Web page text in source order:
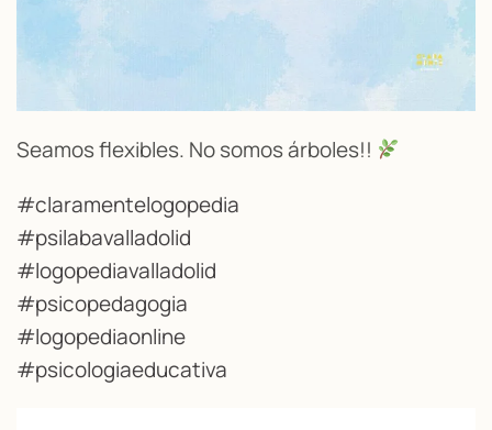
Seamos flexibles. No somos árboles!!
#claramentelogopedia
#psilabavalladolid
#logopediavalladolid
#psicopedagogia
#logopediaonline
#psicologiaeducativa